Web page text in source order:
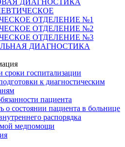
ДИАГНОСТИКА
ОТДЕЛЕНИЕ №1
ОТДЕЛЕНИЕ №2
ОТДЕЛЕНИЕ №3
ДИАГНОСТИКА
сроки госпитализации
к диагностическим
пациента
о состоянии пациента в больнице
распорядка
медпомощи